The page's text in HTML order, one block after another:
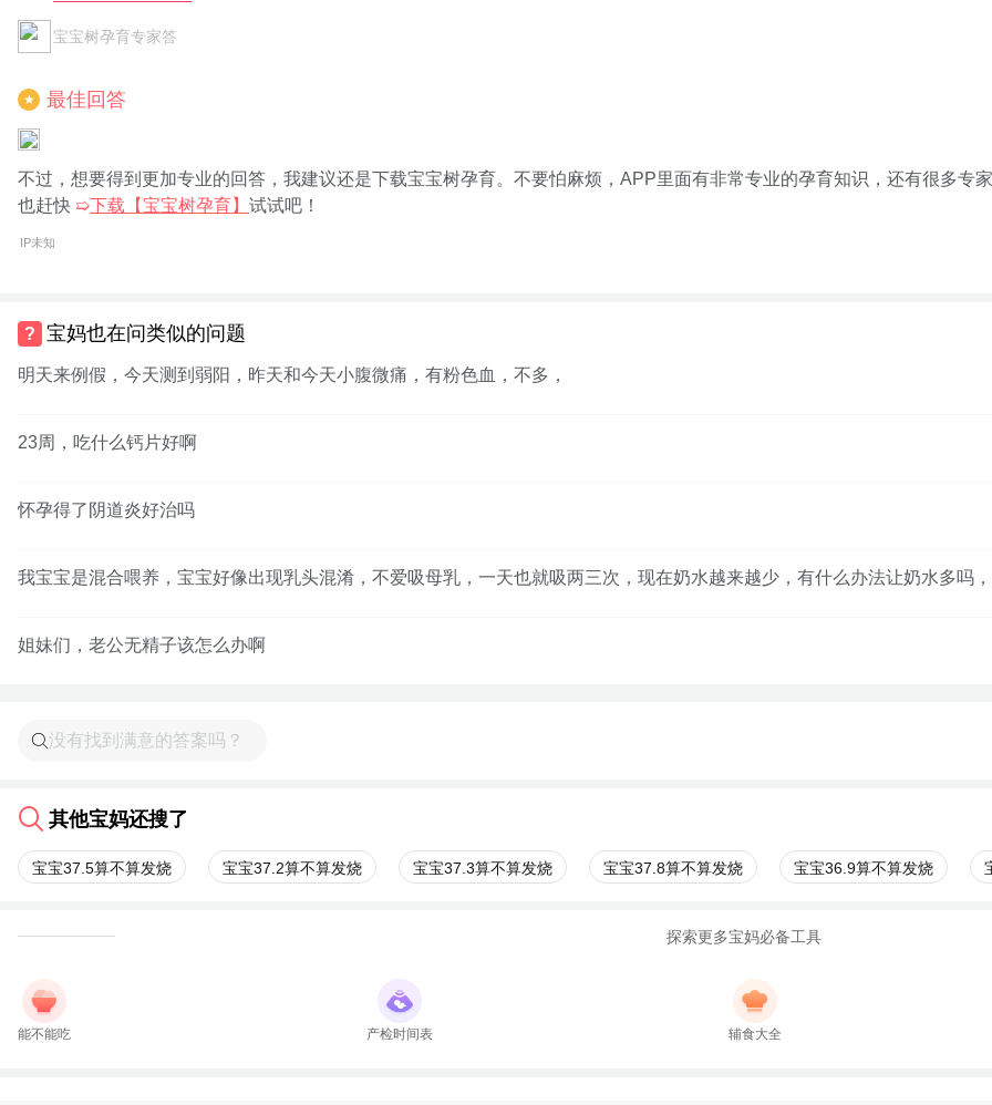
宝宝树孕育专家答
★ 最佳回答
不过，想要得到更加专业的回答，我建议还是下载宝宝树孕育。不要怕麻烦，APP里面有非常专业的孕育知识，还有很多专
也赶快 ➯下载【宝宝树孕育】 试试吧！
IP未知
宝妈也在问类似的问题
明天来例假，今天测到弱阳，昨天和今天小腹微痛，有粉色血，不多，
23周，吃什么钙片好啊
怀孕得了阴道炎好治吗
我宝宝是混合喂养，宝宝好像出现乳头混淆，不爱吸母乳，一天也就吸两三次，现在奶水越来越少，有什么办法让奶水多吗，
姐妹们，老公无精子该怎么办啊
其他宝妈还搜了
宝宝37.5算不算发烧 宝宝37.2算不算发烧 宝宝37.3算不算发烧 宝宝37.8算不算发烧 宝宝36.9算不算发烧
探索更多宝妈必备工具
能不能吃 产检时间表 辅食大全